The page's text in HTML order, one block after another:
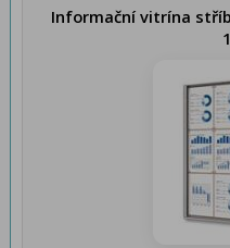
Informační vitrína